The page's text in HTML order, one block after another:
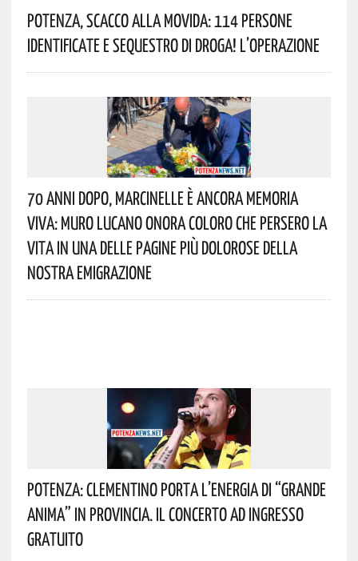
Potenza, Scacco Alla Movida: 114 Persone
Identificate E Sequestro Di Droga! L’operazione
70 Anni Dopo, Marcinelle È Ancora Memoria
Viva: Muro Lucano Onora Coloro Che Persero La
Vita In Una Delle Pagine Più Dolorose Della
Nostra Emigrazione
Potenza: Clementino Porta L’energia Di “Grande
Anima” In Provincia. Il Concerto Ad Ingresso
Gratuito